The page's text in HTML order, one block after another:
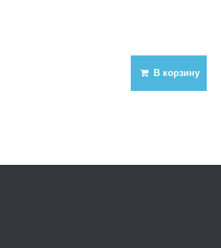
В корзину